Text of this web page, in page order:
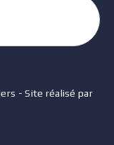
- Site réalisé par